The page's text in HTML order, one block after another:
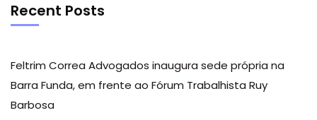
Recent Posts
Feltrim Correa Advogados inaugura sede própria na
Barra Funda, em frente ao Fórum Trabalhista Ruy
Barbosa